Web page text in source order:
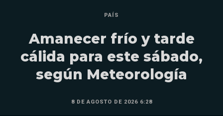
PAÍS
Amanecer frío y tarde
cálida para este sábado,
según Meteorología
8 DE AGOSTO DE 2026 6:28